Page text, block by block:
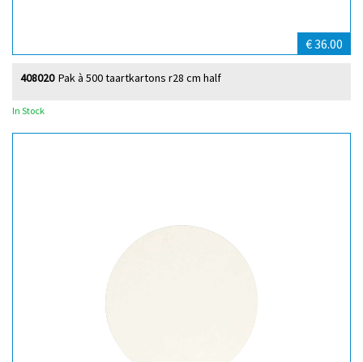
€ 36.00
Pak à 500 taartkartons r28 cm half
408020
In Stock